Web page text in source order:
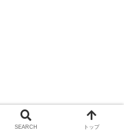
SEARCH トップ